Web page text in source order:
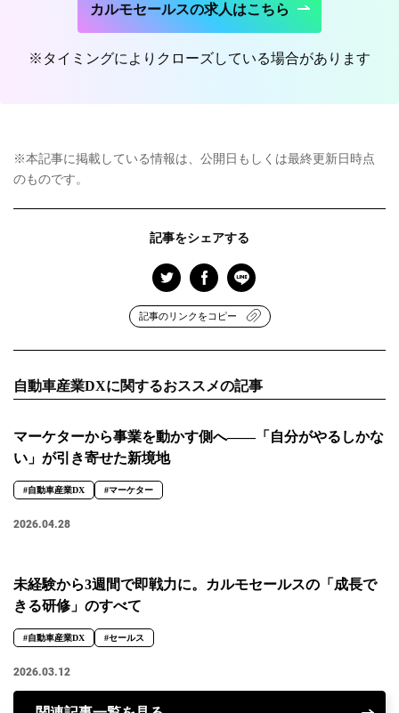
カルモセールスの求人はこちら
※タイミングによりクローズしている場合があります
※本記事に掲載している情報は、公開日もしくは最終更新日時点
のものです。
記事をシェアする
記事のリンクをコピー
自動車産業DXに関するおススメの記事
マーケターから事業を動かす側へ――「自分がやるしかな
い」が引き寄せた新境地
#自動車産業DX #マーケター
2026.04.28
未経験から3週間で即戦力に。カルモセールスの「成長で
きる研修」のすべて
#自動車産業DX #セールス
2026.03.12